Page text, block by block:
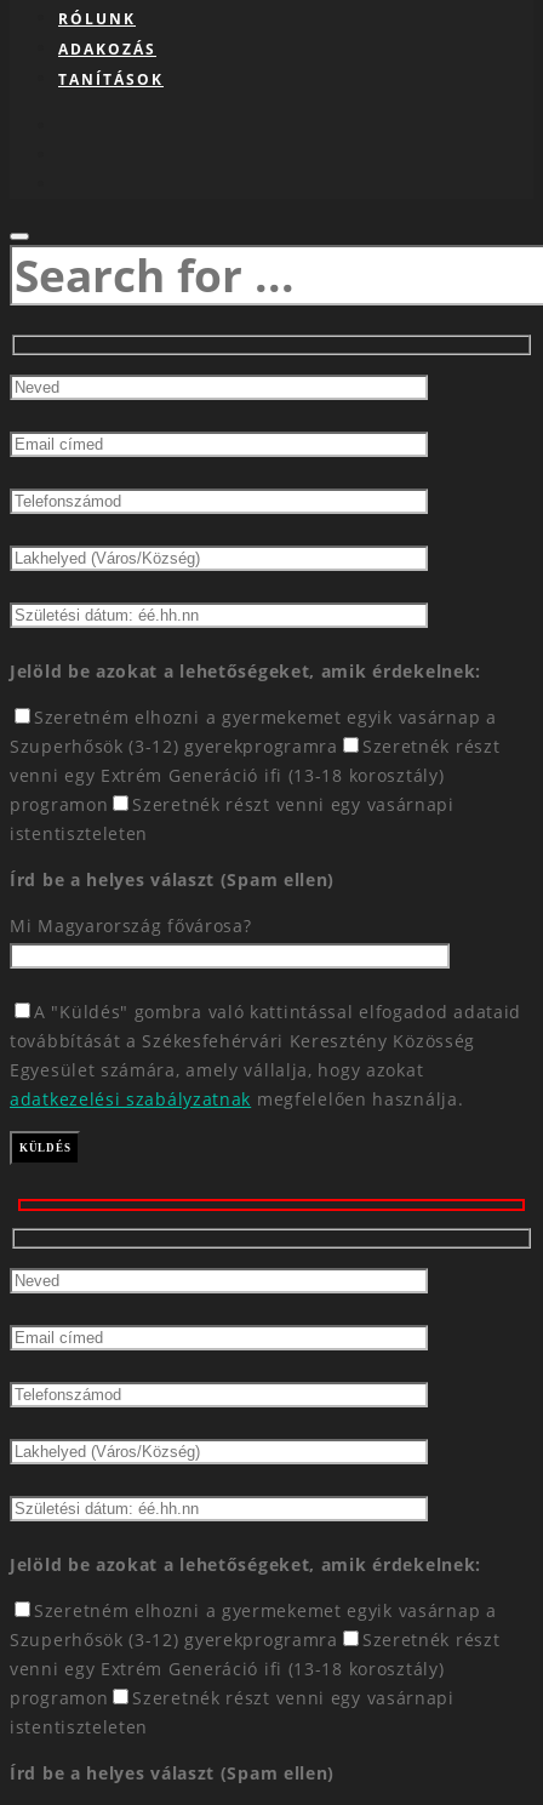
RÓLUNK
ADAKOZÁS
TANÍTÁSOK
Jelöld be azokat a lehetőségeket, amik érdekelnek:
Szeretném elhozni a gyermekemet egyik vasárnap a
Szuperhősök (3-12) gyerekprogramra
Szeretnék részt
venni egy Extrém Generáció ifi (13-18 korosztály)
programon
Szeretnék részt venni egy vasárnapi
istentiszteleten
Írd be a helyes választ (Spam ellen)
Mi Magyarország fővárosa?
A "Küldés" gombra való kattintással elfogadod adataid
továbbítását a Székesfehérvári Keresztény Közösség
Egyesület számára, amely vállalja, hogy azokat
adatkezelési szabályzatnak megfelelően használja.
Jelöld be azokat a lehetőségeket, amik érdekelnek:
Szeretném elhozni a gyermekemet egyik vasárnap a
Szuperhősök (3-12) gyerekprogramra
Szeretnék részt
venni egy Extrém Generáció ifi (13-18 korosztály)
programon
Szeretnék részt venni egy vasárnapi
istentiszteleten
Írd be a helyes választ (Spam ellen)